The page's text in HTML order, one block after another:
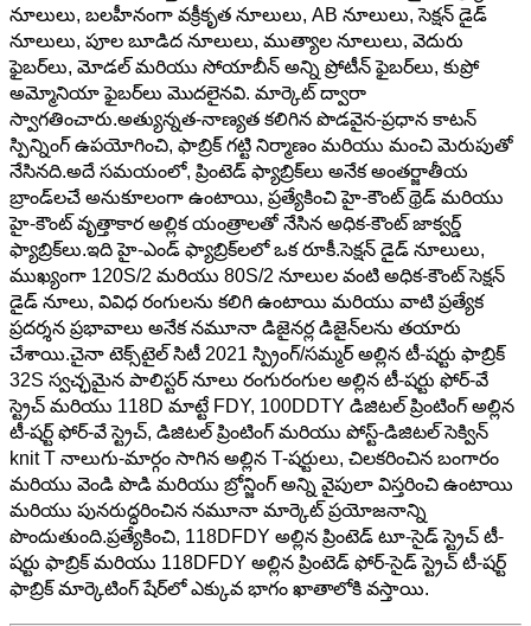
నూలులు, బలహీనంగా వక్రీకృత నూలులు, AB నూలులు, సెక్షన్ డైడ్
నూలులు, పూల బూడిద నూలులు, ముత్యాల నూలులు, వెదురు
ఫైబర్‌లు, మోడల్ మరియు సోయాబీన్ అన్ని ప్రోటీన్ ఫైబర్‌లు, కుప్రో
అమ్మోనియా ఫైబర్‌లు మొదలైనవి. మార్కెట్ ద్వారా
స్వాగతించారు.అత్యున్నత-నాణ్యత కలిగిన పొడవైన-ప్రధాన కాటన్
స్పిన్నింగ్ ఉపయోగించి, ఫాబ్రిక్ గట్టి నిర్మాణం మరియు మంచి మెరుపుతో
నేసినది.అదే సమయంలో, ప్రింటెడ్ ఫ్యాబ్రిక్‌లు అనేక అంతర్జాతీయ
బ్రాండ్‌లచే అనుకూలంగా ఉంటాయి, ప్రత్యేకించి హై-కౌంట్ థ్రెడ్ మరియు
హై-కౌంట్ వృత్తాకార అల్లిక యంత్రాలతో నేసిన అధిక-కౌంట్ జాక్వర్డ్
ఫ్యాబ్రిక్‌లు.ఇది హై-ఎండ్ ఫ్యాబ్రిక్‌లలో ఒక రూకీ.సెక్షన్ డైడ్ నూలులు,
ముఖ్యంగా 120S/2 మరియు 80S/2 నూలుల వంటి అధిక-కౌంట్ సెక్షన్
డైడ్ నూలు, వివిధ రంగులను కలిగి ఉంటాయి మరియు వాటి ప్రత్యేక
ప్రదర్శన ప్రభావాలు అనేక నమూనా డిజైనర్ల డిజైన్‌లను తయారు
చేశాయి.చైనా టెక్స్‌టైల్ సిటీ 2021 స్ప్రింగ్/సమ్మర్ అల్లిన టీ-షర్టు ఫాబ్రిక్
32S స్వచ్ఛమైన పాలిస్టర్ నూలు రంగురంగుల అల్లిన టీ-షర్టు ఫోర్-వే
స్ట్రెచ్ మరియు 118D మాట్టే FDY, 100DDTY డిజిటల్ ప్రింటింగ్ అల్లిన
టీ-షర్ట్ ఫోర్-వే స్ట్రెచ్, డిజిటల్ ప్రింటింగ్ మరియు పోస్ట్-డిజిటల్ సెక్విన్
knit T నాలుగు-మార్గం సాగిన అల్లిన T-షర్టులు, చిలకరించిన బంగారం
మరియు వెండి పొడి మరియు బ్రోన్జింగ్ అన్ని వైపులా విస్తరించి ఉంటాయి
మరియు పునరుద్ధరించిన నమూనా మార్కెట్ ప్రయోజనాన్ని
పొందుతుంది.ప్రత్యేకించి, 118DFDY అల్లిన ప్రింటెడ్ టూ-సైడ్ స్ట్రెచ్ టీ-
షర్టు ఫాబ్రిక్ మరియు 118DFDY అల్లిన ప్రింటెడ్ ఫోర్-సైడ్ స్ట్రెచ్ టీ-షర్ట్
ఫాబ్రిక్ మార్కెటింగ్ షేర్‌లో ఎక్కువ భాగం ఖాతాలోకి వస్తాయి.